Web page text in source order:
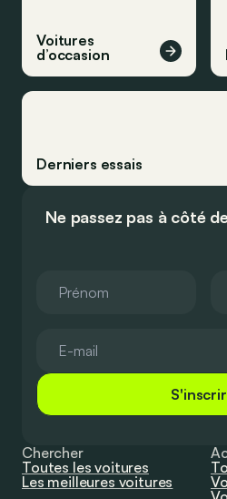
Voitures
d’occasion
Derniers essais
Ne passez pas à côté
Chercher
Toutes les voitures
Les meilleures voitures